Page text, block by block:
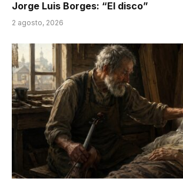
Jorge Luis Borges: “El disco”
2 agosto, 2026